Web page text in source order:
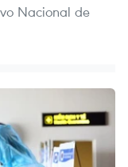
Nacional de